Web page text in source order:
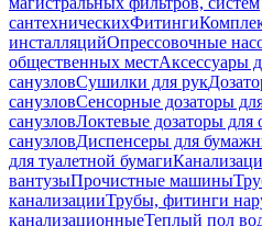
сантехническихФитинги
инсталляцийОпрессовочные
общественных местАксессуары
санузловСушилки для рук
санузловСенсорные дозаторы
санузловЛоктевые дозаторы для
санузловДиспенсеры для
для туалетной бумаги
вантузыПрочистные машины
канализацииТрубы, фитинги
канализационныеТеплый пол